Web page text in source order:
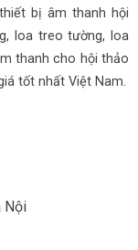
bị âm thanh hội
loa treo tường, loa
thanh cho hội thảo
tốt nhất Việt Nam.
Nội